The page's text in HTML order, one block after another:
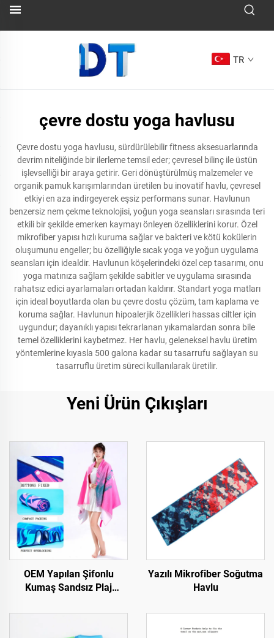
TR
çevre dostu yoga havlusu
Çevre dostu yoga havlusu, sürdürülebilir fitness aksesuarlarında
devrim niteliğinde bir ilerleme temsil eder; çevresel bilinç ile üstün
işlevselliği bir araya getirir. Geri dönüştürülmüş malzemeler ve
organik pamuk karışımlarından üretilen bu inovatif havlu, çevresel
etkiyi en aza indirgeyerek eşsiz performans sunar. Havlunun
benzersiz nem çekme teknolojisi, yoğun yoga seansları sırasında teri
etkili bir şekilde emerken kaymayı önleyen özelliklerini korur. Özel
mikrofiber yapısı hızlı kuruma sağlar ve bakteri ve kötü kokülerin
oluşumunu engeller; bu özelliğiyle sıcak yoga ve yoğun uygulama
seansları için idealdir. Havlunun köşelerindeki özel cep tasarımı, onu
yoga matınıza sağlam şekilde sabitler ve uygulama sırasında
rahatsız edici ayarlamaları ortadan kaldırır. Standart yoga matları
için ideal boyutlarda olan bu çevre dostu çözüm, tam kaplama ve
koruma sağlar. Havlunun hipoalerjik özellikleri hassas ciltler için
uygundur; dayanıklı yapısı tekrarlanan yıkamalardan sonra bile
temel özelliklerini kaybetmez. Her havlu, geleneksel havlu üretim
yöntemlerine kıyasla 500 galona kadar su tasarrufu sağlayan su
tasarruflu üretim süreci kullanılarak üretilir.
Yeni Ürün Çıkışları
OEM Yapılan Şifonlu
Kumaş Sandsız Plaj
Yazılı Mikrofiber Soğutma
Havlu